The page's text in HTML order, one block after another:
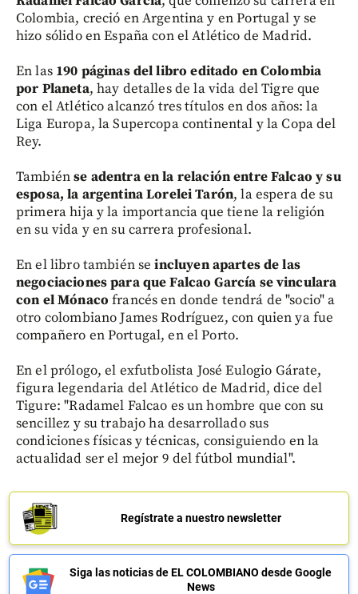
Colombia, creció en Argentina y en Portugal y se
hizo sólido en España con el Atlético de Madrid.
En las 190 páginas del libro editado en Colombia
por Planeta, hay detalles de la vida del Tigre que
con el Atlético alcanzó tres títulos en dos años: la
Liga Europa, la Supercopa continental y la Copa del
Rey.
Tambiénse adentra en la relación entre Falcao y su
esposa, la argentina Lorelei Tarón, la espera de su
primera hija y la importancia que tiene la religión
en su vida y en su carrera profesional.
En el libro también seincluyen apartes de las
negociaciones para que Falcao García se vinculara
con el Mónaco francés en donde tendrá de "socio" a
otro colombiano James Rodríguez, con quien ya fue
compañero en Portugal, en el Porto.
En el prólogo, el exfutbolista José Eulogio Gárate,
figura legendaria del Atlético de Madrid, dice del
Tigure: "Radamel Falcao es un hombre que con su
sencillez y su trabajo ha desarrollado sus
condiciones físicas y técnicas, consiguiendo en la
actualidad ser el mejor 9 del fútbol mundial".
Regístrate a nuestro newsletter
Siga las noticias de EL COLOMBIANO desde Google
News